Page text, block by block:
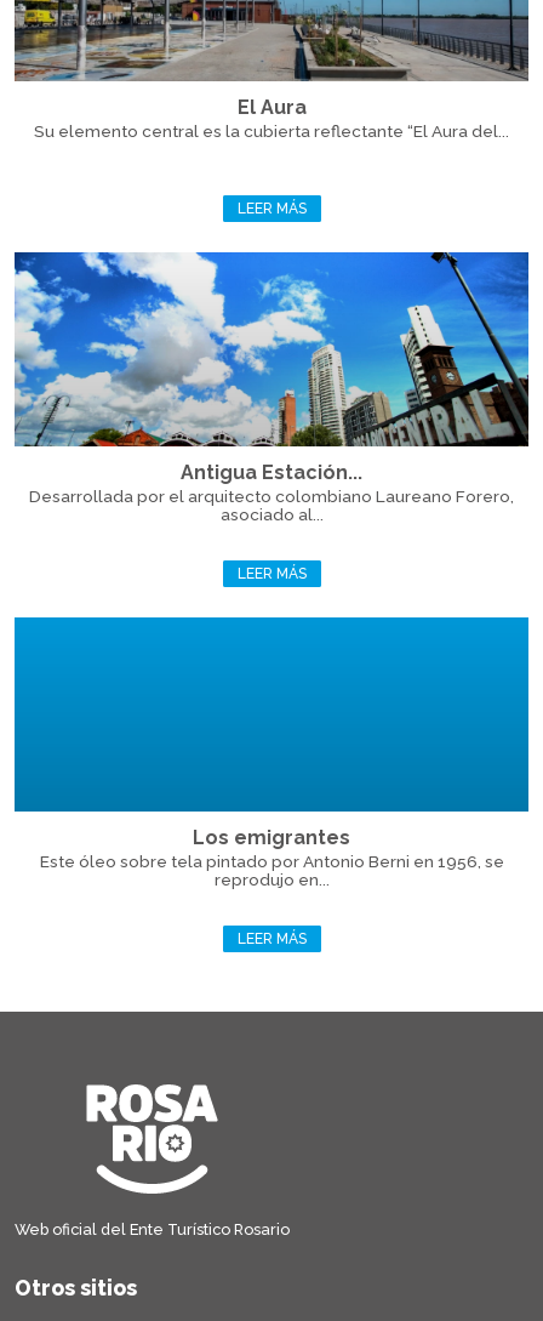
El Aura
Su elemento central es la cubierta reflectante “El Aura del...
LEER MÁS
Antigua Estación...
Desarrollada por el arquitecto colombiano Laureano Forero,
asociado al...
LEER MÁS
Los emigrantes
Este óleo sobre tela pintado por Antonio Berni en 1956, se
reprodujo en...
LEER MÁS
Web oficial del Ente Turístico Rosario
Otros sitios